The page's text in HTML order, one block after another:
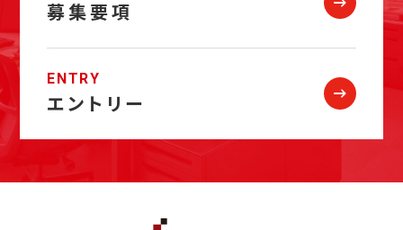
募集要項
ENTRY
エントリー